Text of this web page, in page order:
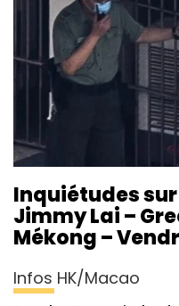
Inquiétudes
Jimmy Lai –
Mékong –
Infos HK/Macao